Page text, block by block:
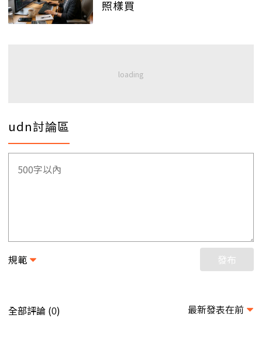
照樣買
udn討論區
規範 發布
全部評論 (0) 最新發表在前